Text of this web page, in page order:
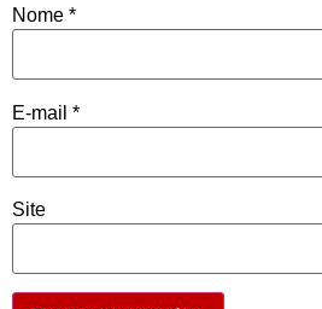
Nome *
E-mail *
Site